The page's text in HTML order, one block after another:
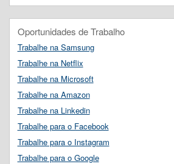
Oportunidades de Trabalho
Trabalhe na Samsung
Trabalhe na Netflix
Trabalhe na Microsoft
Trabalhe na Amazon
Trabalhe na Linkedin
Trabalhe para o Facebook
Trabalhe para o Instagram
Trabalhe para o Google